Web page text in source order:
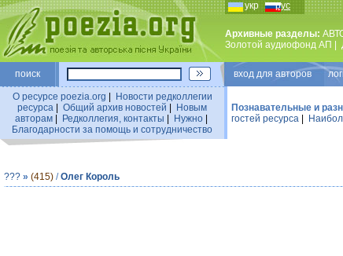
укр рус
Архивные разделы:
Золотой аудиофонд АП
поиск вход для авторов
О ресурсе poezia.org
Новости редколлегии
ресурса
Общий архив новостей
Новым
авторам| Редколлегия, контакты Нужно|
Благодарности за помощь и сотрудничество
Познавательные и
гостей ресурса
??? » (415) /Олег Король